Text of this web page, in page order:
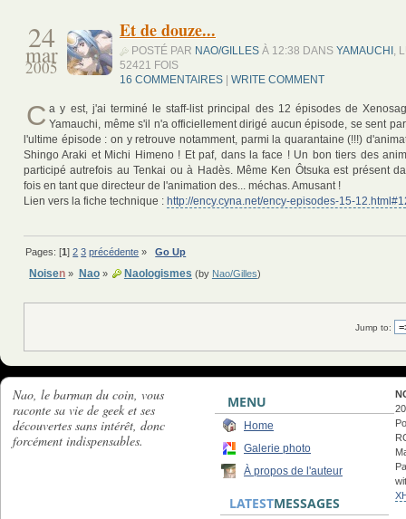
24
mar
2005
Et de douze...
POSTÉ PAR NAO/GILLES À 12:38 DANS YAMAUCHI ,
52421 FOIS
16 COMMENTAIRES
WRITE COMMENT
C a y est, j'ai terminé le staff-list principal des 12 épisodes de
Yamauchi, même s'il n'a officiellement dirigé aucun épisode, se sent
l'ultime épisode : on y retrouve notamment, parmi la quarantaine (!!!)
Shingo Araki et Michi Himeno ! Et paf, dans la face ! Un bon tiers des
participé autrefois au Tenkai ou à Hadès. Même Ken Ôtsuka est présent
fois en tant que directeur de l'animation des... méchas. Amusant !
Lien vers la fiche technique : http://ency.cyna.net/ency-episodes-15-
Pages: [1]2 3 précédente »Go Up
Noisen » Nao» Naologismes (by Nao/Gilles)
Jump to:
Nao, le barman du coin, vous
raconte sa vie de geek et ses
découvertes sans intérêt, donc
forcément indispensables.
MENU
Home
Galerie photo
À propos de l'auteur
LATESTMESSAGES